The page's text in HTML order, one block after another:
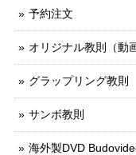
予約注文
オリジナル教則（動
グラップリング教則
サンボ教則
海外製DVD